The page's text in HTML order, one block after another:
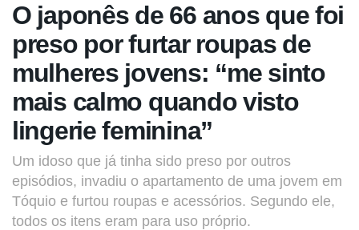
O japonês de 66 anos que foi
preso por furtar roupas de
mulheres jovens: “me sinto
mais calmo quando visto
lingerie feminina”
Um idoso que já tinha sido preso por outros
episódios, invadiu o apartamento de uma jovem em
Tóquio e furtou roupas e acessórios. Segundo ele,
todos os itens eram para uso próprio.